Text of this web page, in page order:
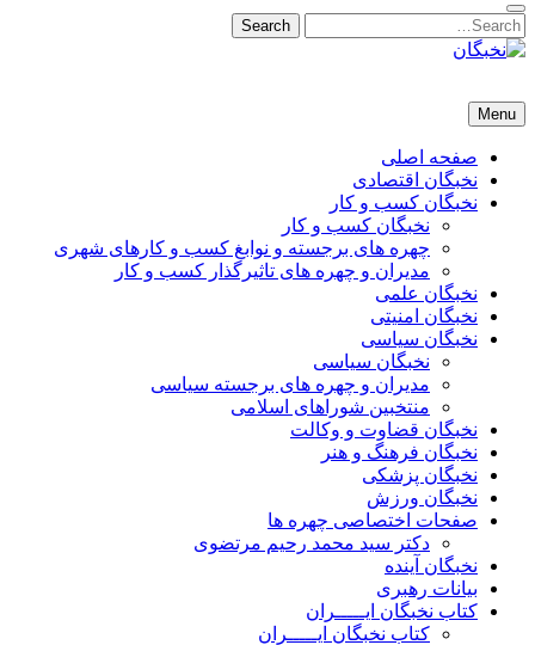
Search
for:
Search
نخبگان تایمز/ کتاب نخبگان + پورتال رسمی کتاب نخبگان ایران –
ورزش ایران – کتاب نخبگان کسب و کار ایران – کتاب نخبگان ایران
Menu
صفحه اصلی
نخبگان اقتصادی
نخبگان کسب و کار
نخبگان کسب و کار
چهره های برجسته و نوابغ کسب و کارهای شهری
مدیران و چهره های تاثیرگذار کسب و کار
نخبگان علمی
نخبگان امنیتی
نخبگان سیاسی
نخبگان سیاسی
مدیران و چهره های برجسته سیاسی
منتخبین شوراهای اسلامی
نخبگان قضاوت و وکالت
نخبگان فرهنگ و هنر
نخبگان پزشکی
نخبگان ورزش
صفحات اختصاصی چهره ها
دکتر سید محمد رحیم مرتضوی
نخبگان آینده
بیانات رهبری
کتاب نخبگان ایـــــران
کتاب نخبگان ایـــــران